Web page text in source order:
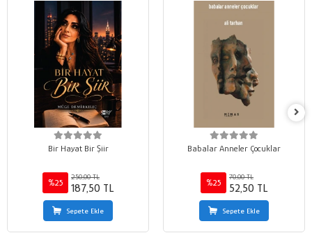
Bir Hayat Bir Şiir
%25
250,00 TL
187,50 TL
Sepete Ekle
Babalar Anneler Çocuklar
%25
70,00 TL
52,50 TL
Sepete Ekle